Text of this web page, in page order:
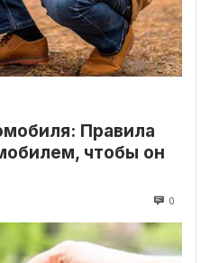
Правила
чтобы он
0